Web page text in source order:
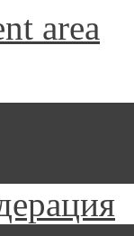
area